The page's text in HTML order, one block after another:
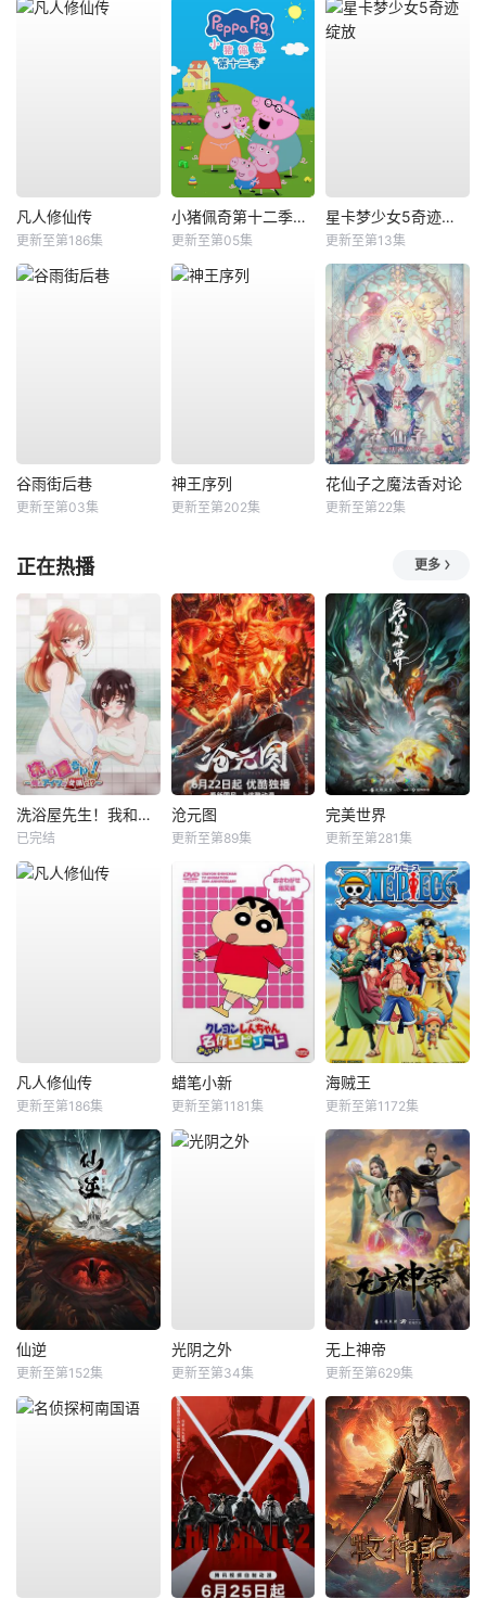
凡人修仙传
更新至第186集
小猪佩奇第十二季国语
更新至第05集
星卡梦少女5奇迹绽放
更新至第13集
谷雨街后巷
更新至第03集
神王序列
更新至第202集
花仙子之魔法香对论
更新至第22集
正在热播 更多
洗浴屋先生！我和那家伙在女浴池！？
已完结
沧元图
更新至第89集
完美世界
更新至第281集
凡人修仙传
更新至第186集
蜡笔小新
更新至第1181集
海贼王
更新至第1172集
仙逆
更新至第152集
光阴之外
更新至第34集
无上神帝
更新至第629集